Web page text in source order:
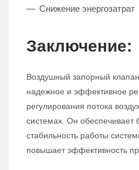
Снижение энергозатрат
Заключение:
Воздушный запорный
надежное и эффективное
регулирования потока
системах. Он обеспечивает
стабильность работы
повышает эффективность